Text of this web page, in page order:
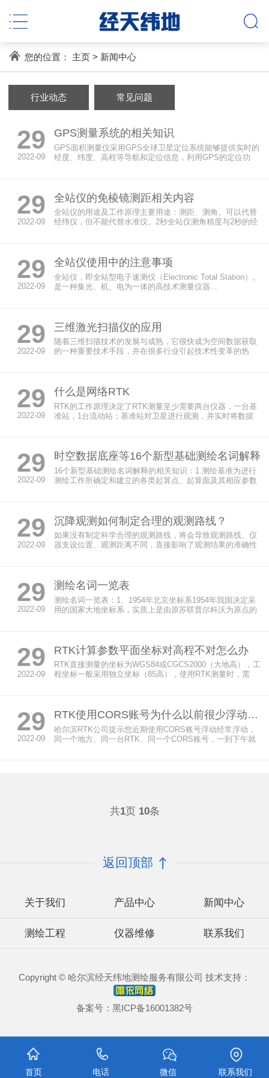
您的位置： 主页> 新闻中心
行业动态 常见问题
29
2022-09
GPS测量系统的相关知识
GPS面积测量仪采用GPS全球卫星定位系统能够提供实时的
经度、纬度、高程等导航和定位信息，利用GPS的定位功
29
2022-09
全站仪的免棱镜测距相关内容
全站仪的用途及工作原理主要用途：测距、测角。可以代替
经纬仪，但不能代替水准仪。2秒全站仪测角精度与2秒的经
29
2022-09
全站仪使用中的注意事项
全站仪，即全站型电子速测仪（Electronic Total Station）。
是一种集光、机、电为一体的高技术测量仪器...
29
2022-09
三维激光扫描仪的应用
随着三维扫描技术的发展与成熟，它很快成为空间数据获取
的一种重要技术手段，并在很多行业引起技术性变革的热
29
2022-09
什么是网络RTK
RTK的工作原理决定了RTK测量至少需要两台仪器，一台基
准站，1台流动站；基准站对卫星进行观测，并实时将数据
29
2022-09
时空数据底座等16个新型基础测绘名词解释
16个新型基础测绘名词解释的相关知识：1.测绘基准为进行
测绘工作所确定和建立的各类起算点、起算面及其相应参数
29
2022-09
沉降观测如何制定合理的观测路线？
如果没有制定科学合理的观测路线，将会导致观测路线、仪
器支设位置、观测距离不同，直接影响了观测结果的准确性
29
2022-09
测绘名词一览表
测绘名词一览表：1、1954年北京坐标系1954年我国决定采
用的国家大地坐标系，实质上是由原苏联普尔科沃为原点的
29
2022-09
RTK计算参数平面坐标对高程不对怎么办
RTK直接测量的坐标为WGS84或CGCS2000（大地高），工
程坐标一般采用独立坐标（85高），使用RTK测量时，需
29
2022-09
RTK使用CORS账号为什么以前很少浮动而近期经常浮动？
哈尔滨RTK公司提示您近期使用CORS账号浮动经常浮动，
同一个地方、同一台RTK、同一个CORS账号，一到下午就
共1页 10条
返回顶部
关于我们 产品中心 新闻中心
测绘工程 仪器维修 联系我们
Copyright © 哈尔滨经天纬地测绘服务有限公司 技术支持：
备案号： 黑ICP备16001382号
首页 电话 微信 联系我们